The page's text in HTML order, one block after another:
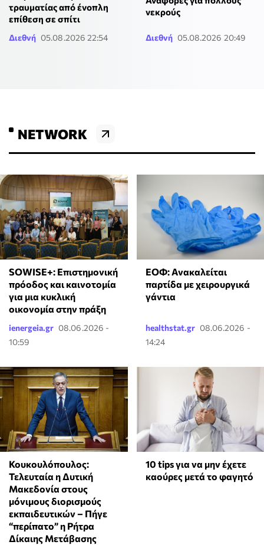
τραυματίας από ένοπλη
επίθεση σε σπίτι
Διεθνή 05.08.2026 22:54
νεκρούς
Διεθνή 05.08.2026 20:49
NETWORK
SOWISE+: Επιστημονική
πρόοδος και καινοτομία
για μια κυκλική
οικονομία στην πράξη
ienergeia.gr 08.06.2026 -
10:59
ΕΟΦ: Ανακαλείται
παρτίδα με χειρουργικά
γάντια
healthstat.gr 08.06.2026 -
14:24
Κουκουλόπουλος:
Τελευταία η Δυτική
Μακεδονία στους
μόνιμους διορισμούς
εκπαιδευτικών – Πήγε
“περίπατο” η Ρήτρα
Δίκαιης Μετάβασης
10 tips για να μην έχετε
καούρες μετά το φαγητό